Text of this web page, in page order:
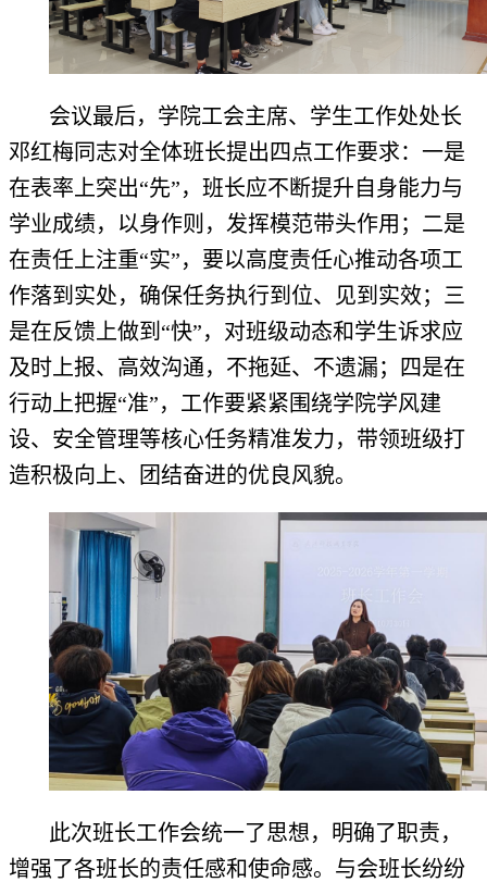
会议最后，学院工会主席、学生工作处处长
邓红梅同志对全体班长提出四点工作要求：一是
在表率上突出“先”，班长应不断提升自身能力与
学业成绩，以身作则，发挥模范带头作用；二是
在责任上注重“实”，要以高度责任心推动各项工
作落到实处，确保任务执行到位、见到实效；三
是在反馈上做到“快”，对班级动态和学生诉求应
及时上报、高效沟通，不拖延、不遗漏；四是在
行动上把握“准”，工作要紧紧围绕学院学风建
设、安全管理等核心任务精准发力，带领班级打
造积极向上、团结奋进的优良风貌。
此次班长工作会统一了思想，明确了职责，
增强了各班长的责任感和使命感。与会班长纷纷